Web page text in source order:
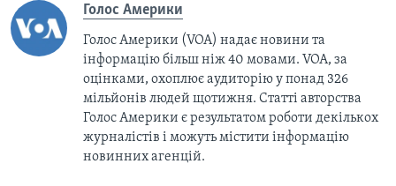
Голос Америки
Голос Америки (VOA) надає новини та
інформацію більш ніж 40 мовами. VOA, за
оцінками, охоплює аудиторію у понад 326
мільйонів людей щотижня. Статті авторства
Голос Америки є результатом роботи декількох
журналістів і можуть містити інформацію
новинних агенцій.